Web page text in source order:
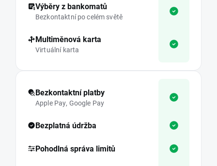
Výběry z bankomatů
Bezkontaktní po celém světě
Multiměnová karta
Virtuální karta
Bezkontaktní platby
Apple Pay, Google Pay
Bezplatná údržba
Pohodlná správa limitů